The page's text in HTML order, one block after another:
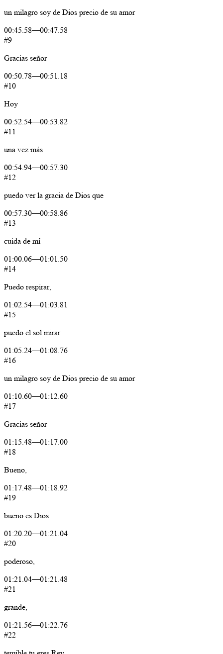
un milagro soy de Dios precio de su amor
00:45.58—00:47.58
#9
Gracias señor
00:50.78—00:51.18
#10
Hoy
00:52.54—00:53.82
#11
una vez más
00:54.94—00:57.30
#12
puedo ver la gracia de Dios que
00:57.30—00:58.86
#13
cuida de mí
01:00.06—01:01.50
#14
Puedo respirar,
01:02.54—01:03.81
#15
puedo el sol mirar
01:05.24—01:08.76
#16
un milagro soy de Dios precio de su amor
01:10.60—01:12.60
#17
Gracias señor
01:15.48—01:17.00
#18
Bueno,
01:17.48—01:18.92
#19
bueno es Dios
01:20.20—01:21.04
#20
poderoso,
01:21.04—01:21.48
#21
grande,
01:21.56—01:22.76
#22